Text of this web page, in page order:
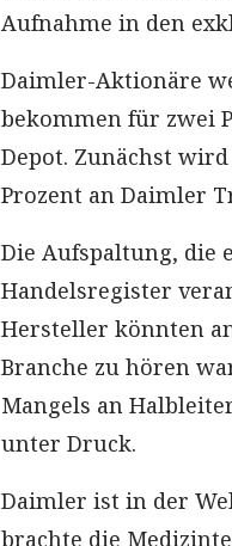
Aufnahme in den
Daimler-Aktionäre
bekommen für zwei
Depot. Zunächst
Prozent an Daimler
Die Aufspaltung, die
Handelsregister
Hersteller könnten
Branche zu hören
Mangels an
unter Druck.
Daimler ist in der
brachte die